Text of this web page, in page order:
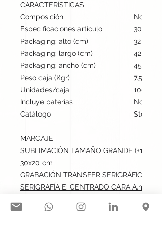
CARACTERÍSTICAS
Composición
Non-
Especificaciones artículo
30 cm /
Packaging: alto (cm)
32
Packaging: largo (cm)
42
Packaging: ancho (cm)
45
Peso caja (Kgr)
7.5
Unidades/caja
1000
Incluye baterías
No
Catálogo
Stock
MARCAJE
SUBLIMACIÓN TAMAÑO GRANDE (+100
30x20 cm
GRABACIÓN TRANSFER SERIGRÁFICO:
SERIGRAFÍA E: CENTRADO CARA A.max: